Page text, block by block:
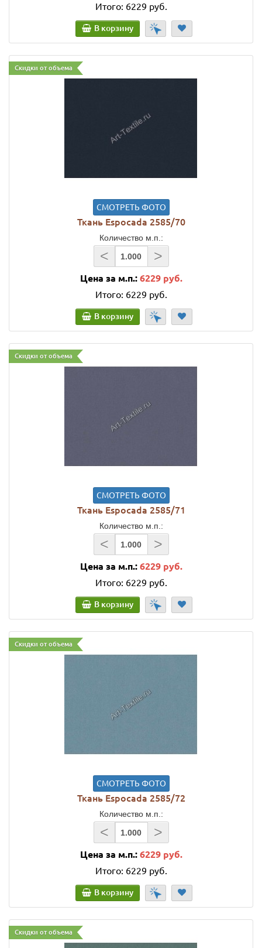
Итого: 6229 руб.
В корзину
Скидки от объема
СМОТРЕТЬ ФОТО
Ткань Espocada 2585/70
Количество м.п.:
< >
Цена за м.п.: 6229 руб.
Итого: 6229 руб.
В корзину
Скидки от объема
СМОТРЕТЬ ФОТО
Ткань Espocada 2585/71
Количество м.п.:
< >
Цена за м.п.: 6229 руб.
Итого: 6229 руб.
В корзину
Скидки от объема
СМОТРЕТЬ ФОТО
Ткань Espocada 2585/72
Количество м.п.:
< >
Цена за м.п.: 6229 руб.
Итого: 6229 руб.
В корзину
Скидки от объема